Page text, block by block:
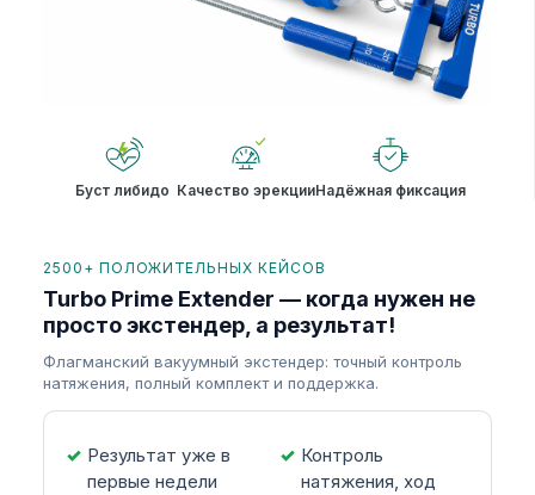
Буст либидо Качество эрекцииНадёжная фиксация
2500+ ПОЛОЖИТЕЛЬНЫХ КЕЙСОВ
Turbo Prime Extender — когда нужен не
просто экстендер, а результат!
Флагманский вакуумный экстендер: точный контроль
натяжения, полный комплект и поддержка.
Результат уже в
первые недели
Контроль
натяжения, ход